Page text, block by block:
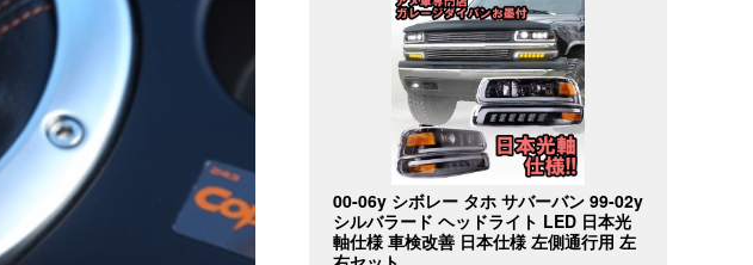
00-06y シボレー タホ サバーバン 99-02y
シルバラード ヘッドライト LED 日本光
軸仕様 車検改善 日本仕様 左側通行用 左